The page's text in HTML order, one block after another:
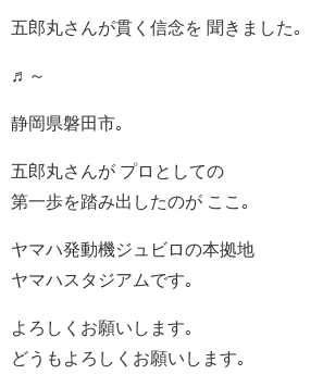
五郎丸さんが貫く信念を 聞きました｡
♬～
静岡県磐田市｡
五郎丸さんが プロとしての
第一歩を踏み出したのが ここ｡
ヤマハ発動機ジュビロの本拠地
ヤマハスタジアムです｡
よろしくお願いします｡
どうもよろしくお願いします｡